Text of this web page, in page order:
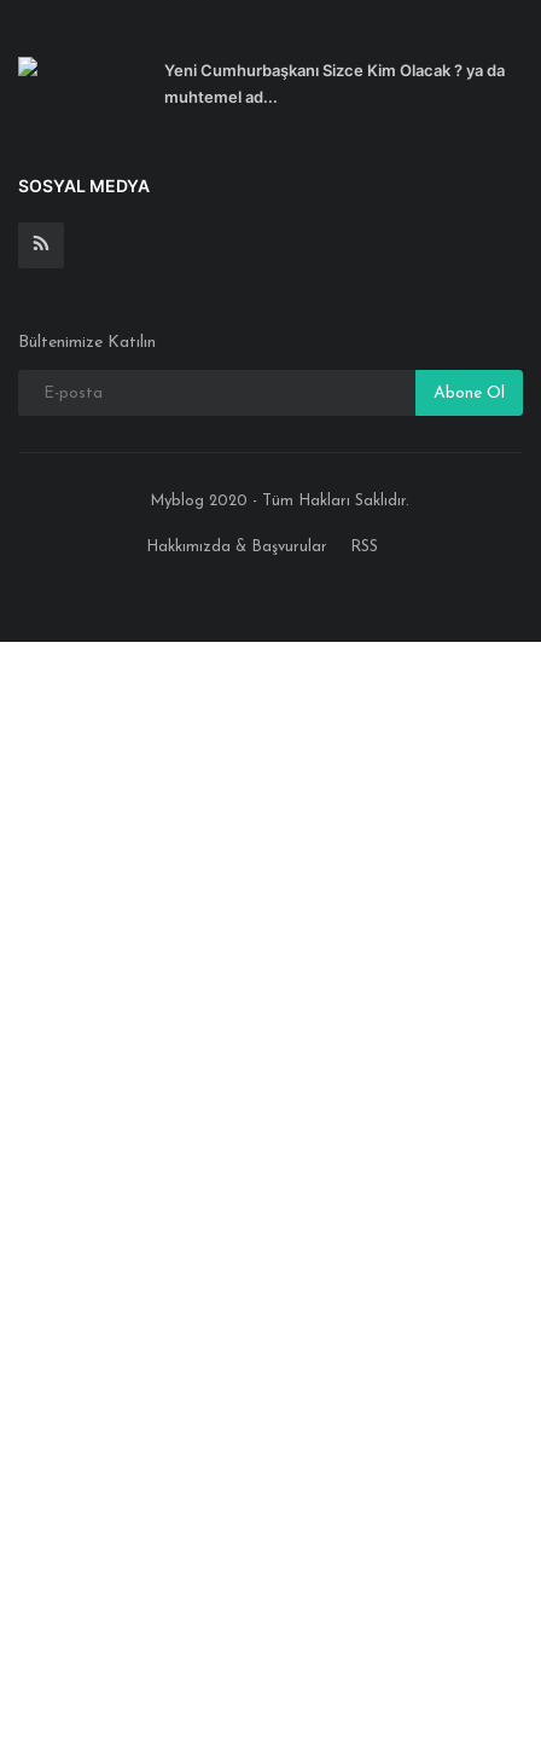
Yeni Cumhurbaşkanı Sizce Kim Olacak ? ya da
muhtemel ad...
SOSYAL MEDYA
Bültenimize Katılın
Abone Ol
Myblog 2020 - Tüm Hakları Saklıdır.
Hakkımızda & Başvurular RSS